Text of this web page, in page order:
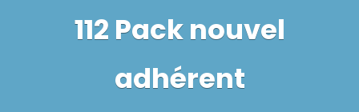
112 Pack nouvel
adhérent